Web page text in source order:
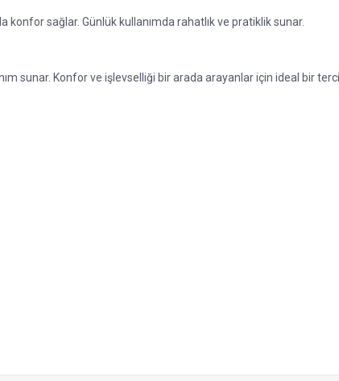
konfor sağlar. Günlük kullanımda rahatlık ve pratiklik sunar.
sunar. Konfor ve işlevselliği bir arada arayanlar için ideal bir